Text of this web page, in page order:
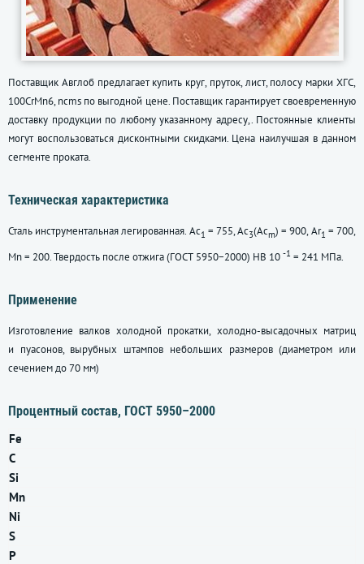
Поставщик Авглоб предлагает купить круг, пруток, лист, полосу марки ХГС,
100CrMn6, ncms по выгодной цене. Поставщик гарантирует своевременную
доставку продукции по любому указанному адресу,. Постоянные клиенты
могут воспользоваться дисконтными скидками. Цена наилучшая в данном
сегменте проката.
Техническая характеристика
Сталь инструментальная легированная. Ac1 = 755, Ac3(Acm) = 900, Ar1 = 700,
Mn = 200. Твердость после отжига (ГОСТ 5950−2000) HB 10 -1 = 241 МПа.
Применение
Изготовление валков холодной прокатки, холодно-высадочных матриц
и пуасонов, вырубных штампов небольших размеров (диаметром или
сечением до 70 мм)
Процентный состав, ГОСТ 5950–2000
Fe
C
Si
Mn
Ni
S
P